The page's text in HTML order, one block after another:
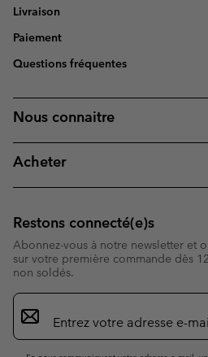
Livraison
Paiement
Questions fréquentes
Nous connaitre
Acheter
Restons connecté(e)s
Abonnez-vous à notre newsletter et
sur votre première commande dès
non soldés.
Inscription
par
e-